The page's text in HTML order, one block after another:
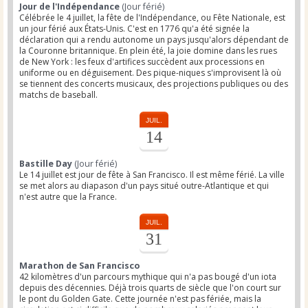
Jour de l'Indépendance (Jour férié)
Célébrée le 4 juillet, la fête de l'Indépendance, ou Fête Nationale, est
un jour férié aux États-Unis. C'est en 1776 qu'a été signée la
déclaration qui a rendu autonome un pays jusqu'alors dépendant de
la Couronne britannique. En plein été, la joie domine dans les rues
de New York : les feux d'artifices succèdent aux processions en
uniforme ou en déguisement. Des pique-niques s'improvisent là où
se tiennent des concerts musicaux, des projections publiques ou des
matchs de baseball.
JUIL.
14
Bastille Day (Jour férié)
Le 14 juillet est jour de fête à San Francisco. Il est même férié. La ville
se met alors au diapason d'un pays situé outre-Atlantique et qui
n'est autre que la France.
JUIL.
31
Marathon de San Francisco
42 kilomètres d'un parcours mythique qui n'a pas bougé d'un iota
depuis des décennies. Déjà trois quarts de siècle que l'on court sur
le pont du Golden Gate. Cette journée n'est pas fériée, mais la